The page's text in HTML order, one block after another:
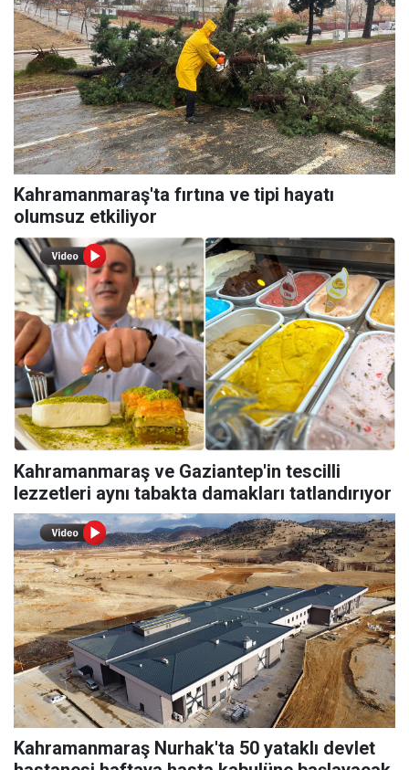
Kahramanmaraş'ta fırtına ve tipi hayatı
olumsuz etkiliyor
Kahramanmaraş ve Gaziantep'in tescilli
lezzetleri aynı tabakta damakları tatlandırıyor
Kahramanmaraş Nurhak'ta 50 yataklı devlet